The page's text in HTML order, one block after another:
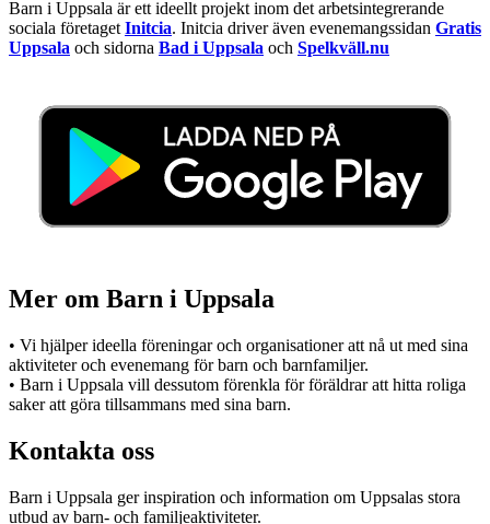
Barn i Uppsala är ett ideellt projekt inom det arbetsintegrerande
sociala företaget Initcia. Initcia driver även evenemangssidan Gratis
Uppsala och sidorna Bad i Uppsala och Spelkväll.nu
Mer om Barn i Uppsala
• Vi hjälper ideella föreningar och organisationer att nå ut med sina
aktiviteter och evenemang för barn och barnfamiljer.
• Barn i Uppsala vill dessutom förenkla för föräldrar att hitta roliga
saker att göra tillsammans med sina barn.
Kontakta oss
Barn i Uppsala ger inspiration och information om Uppsalas stora
utbud av barn- och familjeaktiviteter.